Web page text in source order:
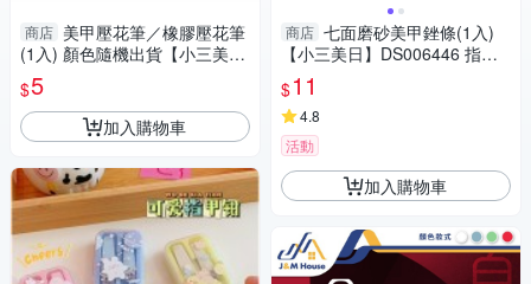
商店 美甲壓花筆／橡膠壓花筆
(1入) 顏色隨機出貨【小三美
日】 DS018434
$5
加入購物車
商店 七面磨砂美甲銼條(1入)
【小三美日】DS006446 指甲
搓刀／修甲
$11
4.8
活動
加入購物車